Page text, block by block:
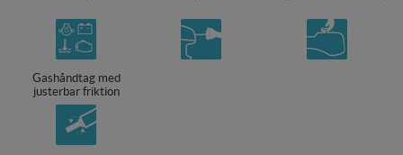
Gashåndtag med
justerbar friktion